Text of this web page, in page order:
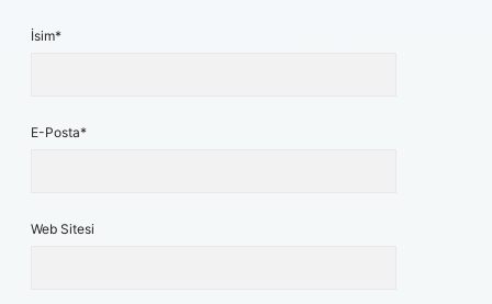
İsim*
E-Posta*
Web Sitesi